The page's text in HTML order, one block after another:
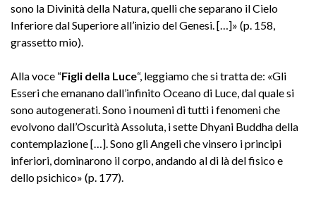
sono la Divinità della Natura, quelli che separano il Cielo
Inferiore dal Superiore all’inizio del Genesi. […]» (p. 158,
grassetto mio).
Alla voce “Figli della Luce“, leggiamo che si tratta de: «Gli
Esseri che emanano dall’infinito Oceano di Luce, dal quale si
sono autogenerati. Sono i noumeni di tutti i fenomeni che
evolvono dall’Oscurità Assoluta, i sette Dhyani Buddha della
contemplazione […]. Sono gli Angeli che vinsero i principi
inferiori, dominarono il corpo, andando al di là del fisico e
dello psichico» (p. 177).